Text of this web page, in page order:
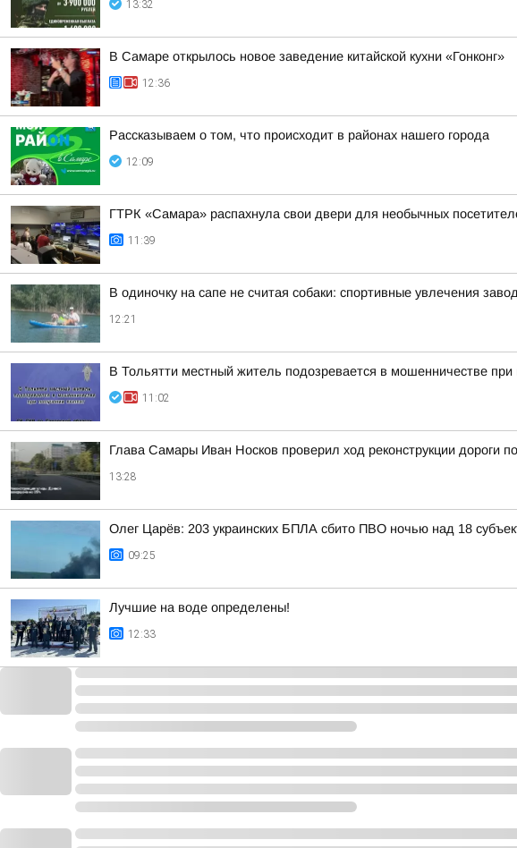
13:32
В Самаре открылось новое заведение китайской кухни «Гонконг»
12:36
Рассказываем о том, что происходит в районах нашего города
12:09
ГТРК «Самара» распахнула свои двери для необычных
11:39
В одиночку на сапе не считая собаки: спортивные увлечения
12:21
В Тольятти местный житель подозревается в мошенничестве
11:02
Глава Самары Иван Носков проверил ход реконструкции
13:28
Олег Царёв: 203 украинских БПЛА сбито ПВО ночью над 18
09:25
Лучшие на воде определены!
12:33